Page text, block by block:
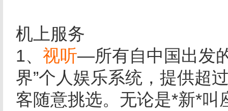
机上服务
1、 视听—所有自中国出发
界”个人娱乐系统，提供超
客随意挑选。无论是*新*